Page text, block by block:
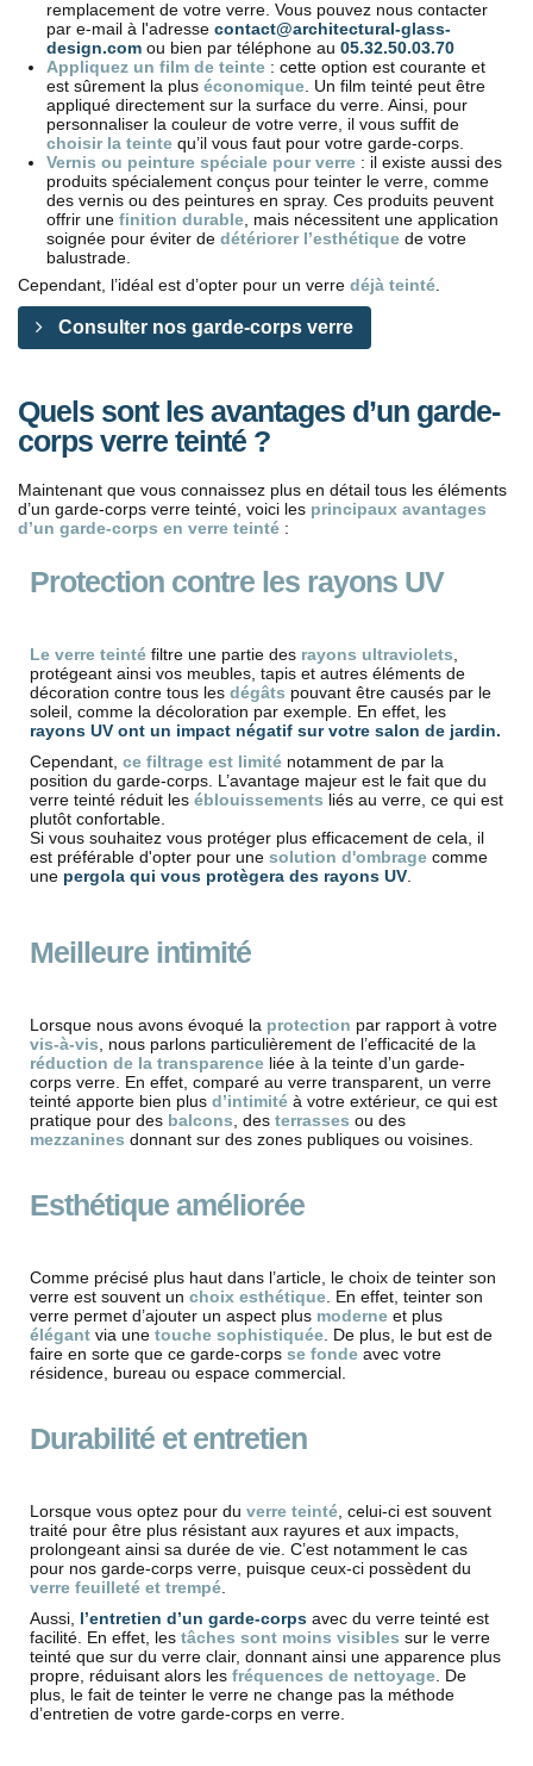
remplacement de votre verre. Vous pouvez nous contacter
par e-mail à l'adresse contact@architectural-glass-
design.com ou bien par téléphone au 05.32.50.03.70
Appliquez un film de teinte : cette option est courante et
est sûrement la plus économique . Un film teinté peut être
appliqué directement sur la surface du verre. Ainsi, pour
personnaliser la couleur de votre verre, il vous suffit de
choisir la teinte qu’il vous faut pour votre garde-corps.
Vernis ou peinture spéciale pour verre : il existe aussi des
produits spécialement conçus pour teinter le verre, comme
des vernis ou des peintures en spray. Ces produits peuvent
offrir une finition durable , mais nécessitent une application
soignée pour éviter de détériorer l’esthétique de votre
balustrade.
Cependant, l’idéal est d’opter pour un verre déjà teinté
Consulter nos garde-corps verre
Quels sont les avantages d’un garde-
corps verre teinté ?
Maintenant que vous connaissez plus en détail tous les éléments
d’un garde-corps verre teinté, voici les principaux avantages
d’un garde-corps en verre teinté :
Protection contre les rayons UV
Le verre teinté filtre une partie des rayons ultraviolets
protégeant ainsi vos meubles, tapis et autres éléments de
décoration contre tous les dégâts pouvant être causés par le
soleil, comme la décoloration par exemple. En effet, les
rayons UV ont un impact négatif sur votre salon de jardin.
Cependant, ce filtrage est limité notamment de par la
position du garde-corps. L’avantage majeur est le fait que du
verre teinté réduit les éblouissements liés au verre, ce qui est
plutôt confortable.
Si vous souhaitez vous protéger plus efficacement de cela, il
est préférable d'opter pour une solution d'ombrage comme
une pergola qui vous protègera des rayons UV
Meilleure intimité
Lorsque nous avons évoqué la protection par rapport à votre
vis-à-vis, nous parlons particulièrement de l’efficacité de la
réduction de la transparence liée à la teinte d’un garde-
corps verre. En effet, comparé au verre transparent, un verre
teinté apporte bien plus d’intimité à votre extérieur, ce qui est
pratique pour des balcons, des terrasses ou des
mezzanines donnant sur des zones publiques ou voisines.
Esthétique améliorée
Comme précisé plus haut dans l’article, le choix de teinter son
verre est souvent un choix esthétique. En effet, teinter son
verre permet d’ajouter un aspect plus moderne et plus
élégant via une touche sophistiquée. De plus, le but est de
faire en sorte que ce garde-corps se fonde avec votre
résidence, bureau ou espace commercial.
Durabilité et entretien
Lorsque vous optez pour du verre teinté, celui-ci est souvent
traité pour être plus résistant aux rayures et aux impacts,
prolongeant ainsi sa durée de vie. C’est notamment le cas
pour nos garde-corps verre, puisque ceux-ci possèdent du
verre feuilleté et trempé.
Aussi, l’entretien d’un garde-corps avec du verre teinté est
facilité. En effet, les tâches sont moins visibles sur le verre
teinté que sur du verre clair, donnant ainsi une apparence plus
propre, réduisant alors les fréquences de nettoyage . De
plus, le fait de teinter le verre ne change pas la méthode
d’entretien de votre garde-corps en verre.